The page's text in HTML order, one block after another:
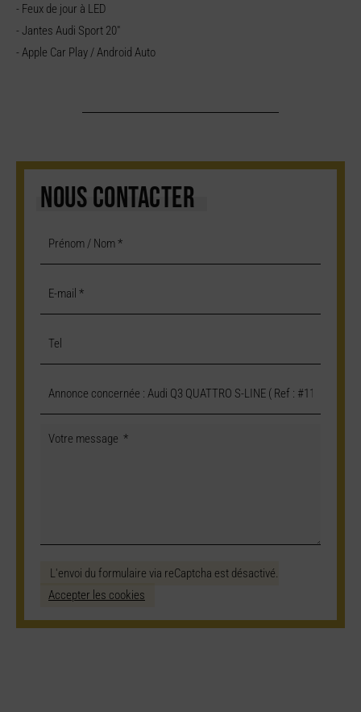
- Feux de jour à LED
- Jantes Audi Sport 20"
- Apple Car Play / Android Auto
NOUS CONTACTER
L'envoi du formulaire via reCaptcha est désactivé.
Accepter les cookies